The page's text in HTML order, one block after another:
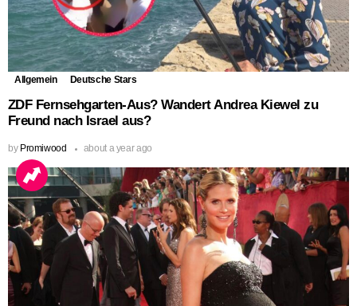
Allgemein Deutsche Stars
ZDF Fernsehgarten-Aus? Wandert Andrea Kiewel zu
Freund nach Israel aus?
by Promiwood about a year ago